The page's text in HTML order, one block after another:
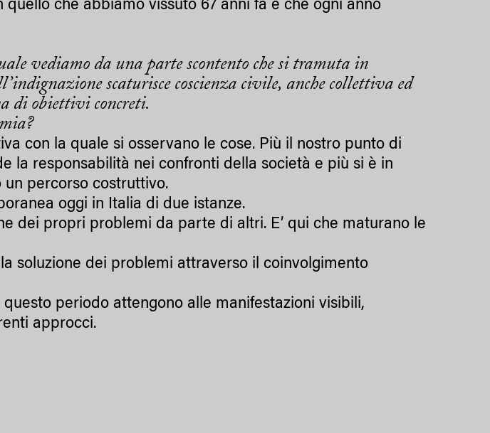
che abbiamo vissuto 67 anni fa e che ogni anno
vediamo da una parte scontento che si tramuta in
scaturisce coscienza civile, anche collettiva ed
di obiettivi concreti.
con la quale si osservano le cose. Più il nostro punto di
la responsabilità nei confronti della società e più si è in
percorso costruttivo.
oggi in Italia di due istanze.
dei propri problemi da parte di altri. E’ qui che maturano le
soluzione dei problemi attraverso il coinvolgimento
periodo attengono alle manifestazioni visibili,
approcci.